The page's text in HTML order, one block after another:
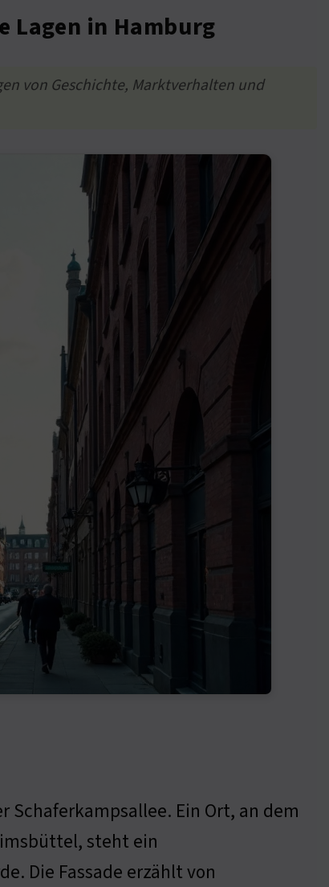
in Hamburg
von Geschichte, Marktverhalten und
Ein Ort, an dem
steht ein
Die Fassade erzählt von